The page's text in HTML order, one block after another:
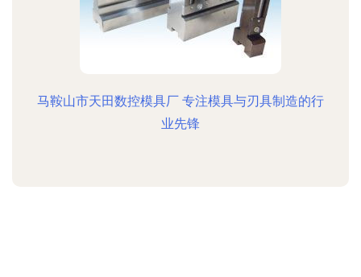
马鞍山市天田数控模具厂 专注模具与刃具制造的行
业先锋